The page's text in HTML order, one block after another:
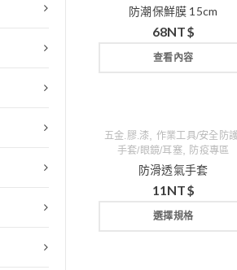
防潮保鮮膜 15cm
68NT$
查看內容
五金.膠.漆 作業工具/安全防
手套/眼鏡/耳塞, 防疫專區
防滑透氣手套
11NT$
選擇規格